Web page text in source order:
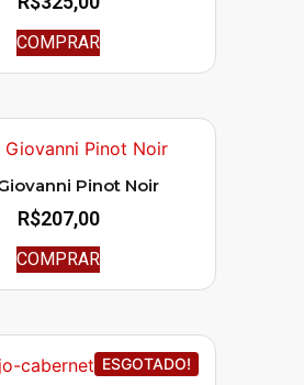
COMPRAR
Pinot Noir
R$207,00
COMPRAR
ESGOTADO!